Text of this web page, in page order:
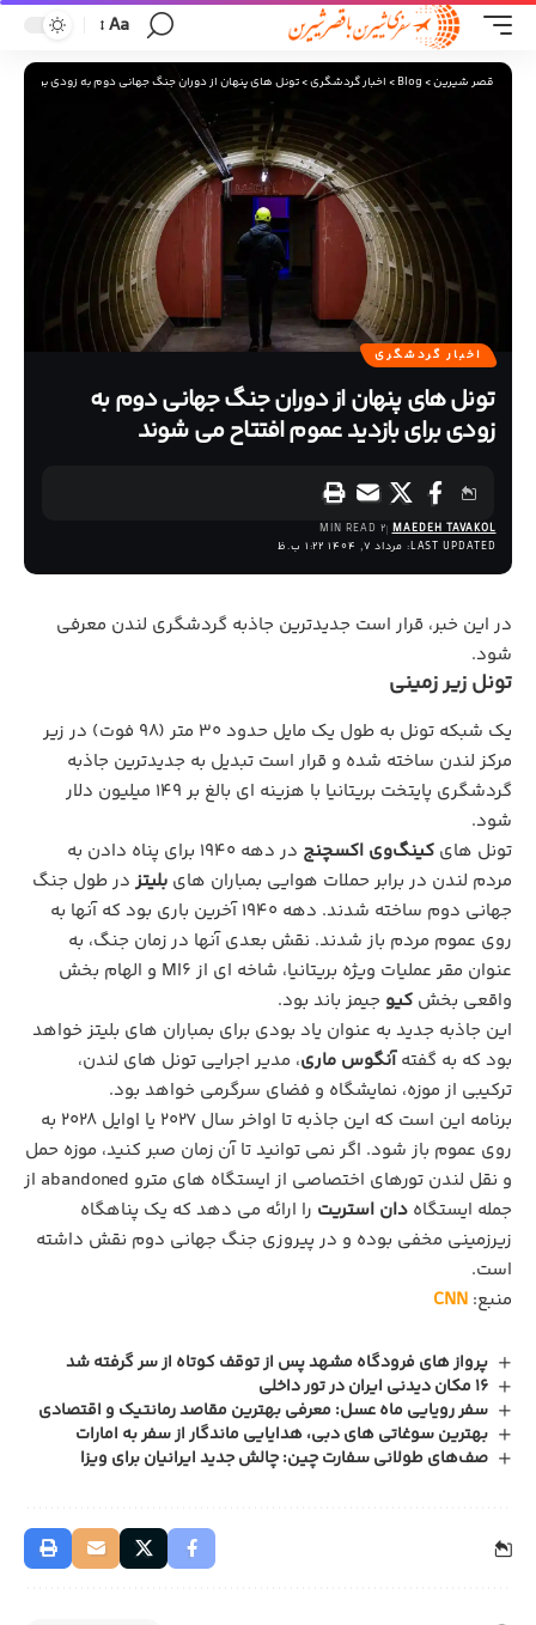
Aa
قصر شیرین>
Blog
>اخبار گردشگری>تونل‌ های پنهان از دوران جنگ جهانی دوم به زودی برای
اخبار گردشگری
تونل‌ های پنهان از دوران جنگ جهانی دوم به
زودی برای بازدید عموم افتتاح می‌ شوند
LAST UPDATED: مرداد 7, 1404 1:22 ب.ظ
MAEDEH TAVAKOL
2 MIN READ
در این خبر، قرار است جدیدترین جاذبه گردشگری لندن معرفی
شود.
تونل زیر زمینی
یک شبکه تونل به طول یک مایل حدود 30 متر (98 فوت) در زیر
مرکز لندن ساخته شده و قرار است تبدیل به جدیدترین جاذبه
گردشگری پایتخت بریتانیا با هزینه‌ ای بالغ بر 149 میلیون دلار
شود.
تونل‌ های کینگ‌وی اکسچنج
در دهه 1940 برای پناه دادن به
مردم لندن در برابر حملات هوایی بمباران‌ های بلیتز در طول جنگ
جهانی دوم ساخته شدند. دهه 1940 آخرین باری بود که آنها به
روی عموم مردم باز شدند. نقش بعدی آنها در زمان جنگ، به
عنوان مقر عملیات ویژه بریتانیا، شاخه‌ ای از MI6 و الهام‌ بخش
واقعی بخش کیو جیمز باند بود.
این جاذبه جدید به عنوان یاد بودی برای بمباران‌ های بلیتز خواهد
بود که به گفتهآنگوس ماری، مدیر اجرایی تونل‌ های لندن،
ترکیبی از موزه، نمایشگاه و فضای سرگرمی خواهد بود.
برنامه این است که این جاذبه تا اواخر سال 2027 یا اوایل 2028 به
روی عموم باز شود. اگر نمی‌ توانید تا آن زمان صبر کنید، موزه حمل
و نقل لندن تورهای اختصاصی از ایستگاه‌ های مترو abandoned از
جمله ایستگاه دان استریت را ارائه می‌ دهد که یک پناهگاه
زیرزمینی مخفی بوده و در پیروزی جنگ جهانی دوم نقش داشته
است.
منبع: CNN
پرواز های فرودگاه مشهد پس از توقف کوتاه از سر گرفته شد
16 مکان دیدنی ایران در تور داخلی
سفر رویایی ماه عسل: معرفی بهترین مقاصد رمانتیک و اقتصادی
بهترین سوغاتی های دبی، هدایایی ماندگار از سفر به امارات
صف‌های طولانی سفارت چین: چالش جدید ایرانیان برای ویزا